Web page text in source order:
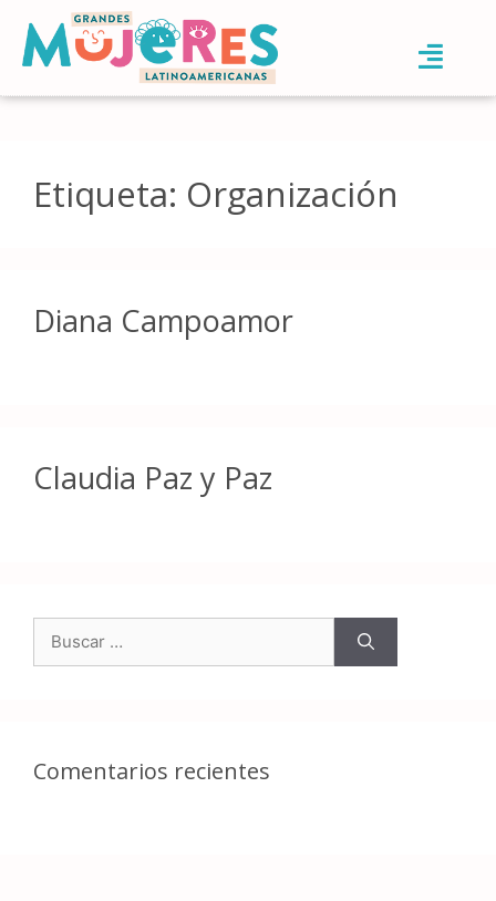
Etiqueta: Organización
Diana Campoamor
Claudia Paz y Paz
Comentarios recientes